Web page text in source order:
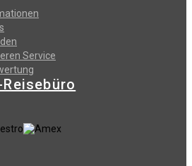
Service